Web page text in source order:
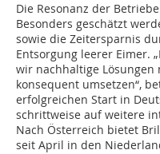
Die Resonanz der
Besonders geschätzt
sowie die Zeitersparnis
Entsorgung leerer Eimer.
wir nachhaltige
konsequent umsetzen“,
erfolgreichen Start in
schrittweise auf weitere
Nach Österreich bietet
seit April in den